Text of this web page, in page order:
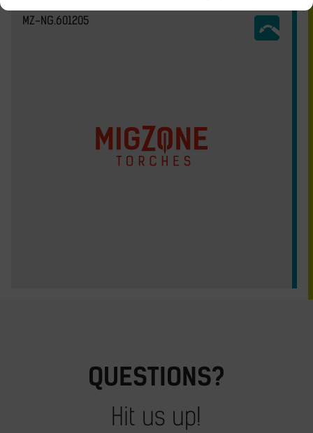
MZ-NG.601205
QUESTIONS?
Hit us up!